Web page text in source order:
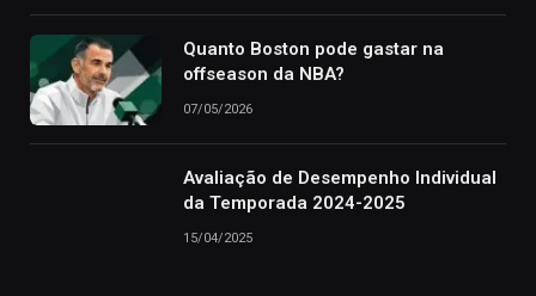
Quanto Boston pode gastar na
offseason da NBA?
07/05/2026
Avaliação de Desempenho Individual
da Temporada 2024-2025
15/04/2025